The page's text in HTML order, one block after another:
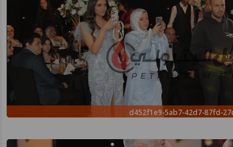
d452f1e9-5ab7-42d7-87fd-